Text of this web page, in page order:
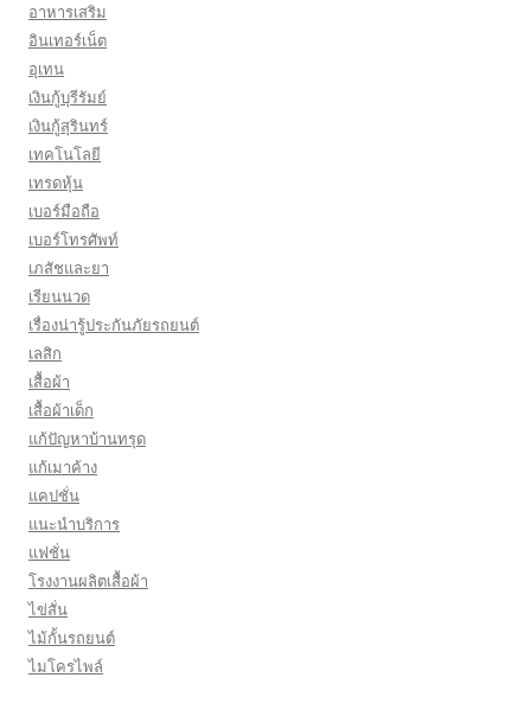
อาหารเสริม
อินเทอร์เน็ต
อุเทน
เงินกู้บุรีรัมย์
เงินกู้สุรินทร์
เทคโนโลยี
เทรดหุ้น
เบอร์มือถือ
เบอร์โทรศัพท์
เภสัชและยา
เรียนนวด
เรื่องน่ารู้ประกันภัยรถยนต์
เลสิก
เสื้อผ้า
เสื้อผ้าเด็ก
แก้ปัญหาบ้านทรุด
แก้เมาค้าง
แคปชั่น
แนะนำบริการ
แฟชั่น
โรงงานผลิตเสื้อผ้า
ไข่สั่น
ไม้กั้นรถยนต์
ไมโครไพล์